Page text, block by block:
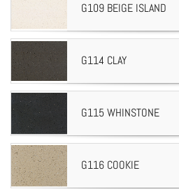
G109 BEIGE ISLAND
G114 CLAY
G115 WHINSTONE
G116 COOKIE